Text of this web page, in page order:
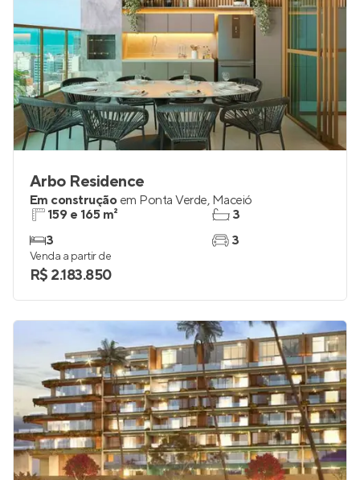
Arbo Residence
Em construção em Ponta Verde, Maceió
159 e 165 m²
3
3
3
Venda a partir de
R$ 2.183.850